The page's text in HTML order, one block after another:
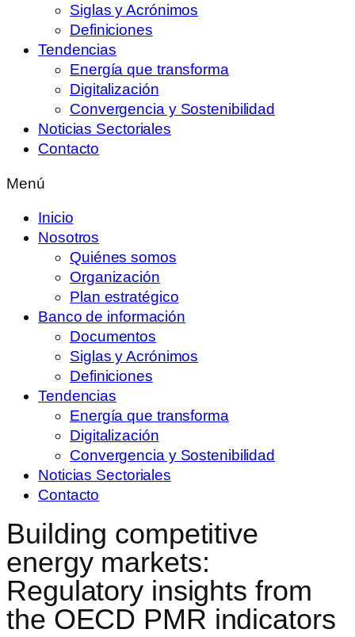
Siglas y Acrónimos
Definiciones
Tendencias
Energía que transforma
Digitalización
Convergencia y Sostenibilidad
Noticias Sectoriales
Contacto
Menú
Inicio
Nosotros
Quiénes somos
Organización
Plan estratégico
Banco de información
Documentos
Siglas y Acrónimos
Definiciones
Tendencias
Energía que transforma
Digitalización
Convergencia y Sostenibilidad
Noticias Sectoriales
Contacto
Building competitive
energy markets:
Regulatory insights from
the OECD PMR indicators